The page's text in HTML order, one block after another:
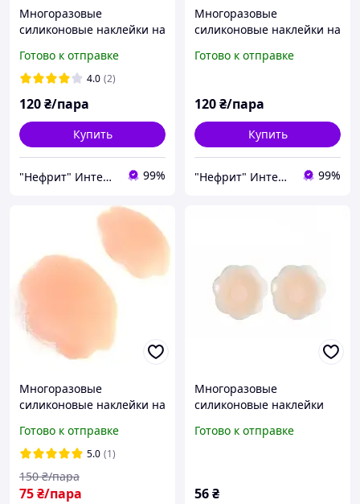
Многоразовые
силиконовые наклейки на
покрытием, телесный
цветок
Готово к отправке
4.0 (2)
120₴/пара
Купить
"Нефрит" Интернет-магазин 99%
Многоразовые
силиконовые наклейки на
покрытием, черный
Готово к отправке
120₴/пара
Купить
"Нефрит" Интернет-магазин 99%
Многоразовые
силиконовые наклейки на
одежды Цветок
Готово к отправке
5.0 (1)
75₴/пара
150 ₴/пара
Многоразовые
силиконовые наклейки
цветочек
Готово к отправке
56₴